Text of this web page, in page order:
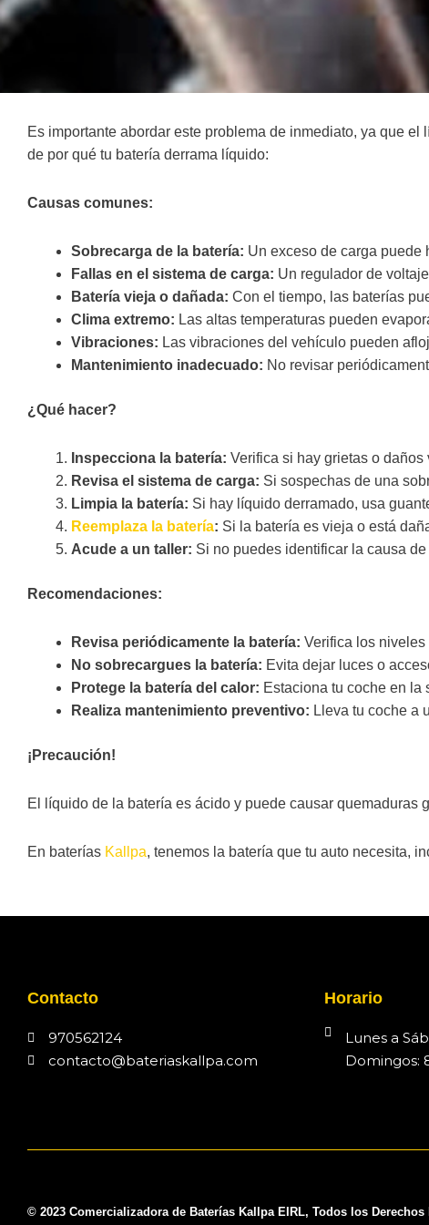
Es importante abordar este problema de inmediato, ya que el
de por qué tu batería derrama líquido:
Causas comunes:
Sobrecarga de la batería: Un exceso de carga puede
Fallas en el sistema de carga: Un regulador de
Batería vieja o dañada: Con el tiempo, las baterías
Clima extremo: Las altas temperaturas pueden
Vibraciones: Las vibraciones del vehículo pueden
Mantenimiento inadecuado: No revisar
¿Qué hacer?
Inspecciona la batería: Verifica si hay grietas o
Revisa el sistema de carga: Si sospechas de una
Limpia la batería: Si hay líquido derramado, usa
Reemplaza la batería: Si la batería es vieja o está
Acude a un taller: Si no puedes identificar la causa
Recomendaciones:
Revisa periódicamente la batería: Verifica los
No sobrecargues la batería: Evita dejar luces o
Protege la batería del calor: Estaciona tu coche en la
Realiza mantenimiento preventivo: Lleva tu coche a
¡Precaución!
El líquido de la batería es ácido y puede causar
En baterías Kallpa, tenemos la batería que tu auto necesita,
Contacto
970562124
contacto@bateriaskallpa.com
Horario
Lunes a
Domingos:
© 2023 Comercializadora de Baterías Kallpa EIRL, Todos los Derechos